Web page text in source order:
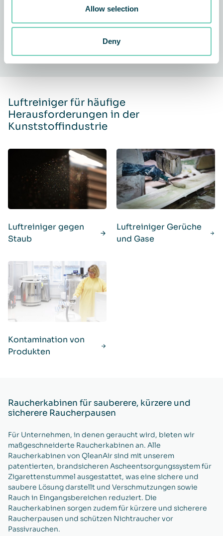
Allow selection
Deny
Luftreiniger für häufige
Herausforderungen in der
Kunststoffindustrie
Luftreiniger gegen
Staub
Luftreiniger Gerüche
und Gase
Kontamination von
Produkten
Raucherkabinen für sauberere, kürzere und
sicherere Raucherpausen
Für Unternehmen, in denen geraucht wird, bieten wir
maßgeschneiderte Raucherkabinen an. Alle
Raucherkabinen von QleanAir sind mit unserem
patentierten, brandsicheren Ascheentsorgungssystem für
Zigarettenstummel ausgestattet, was eine sichere und
saubere Lösung darstellt und Verschmutzungen sowie
Rauch in Eingangsbereichen reduziert. Die
Raucherkabinen sorgen zudem für kürzere und sicherere
Raucherpausen und schützen Nichtraucher vor
Passivrauchen.